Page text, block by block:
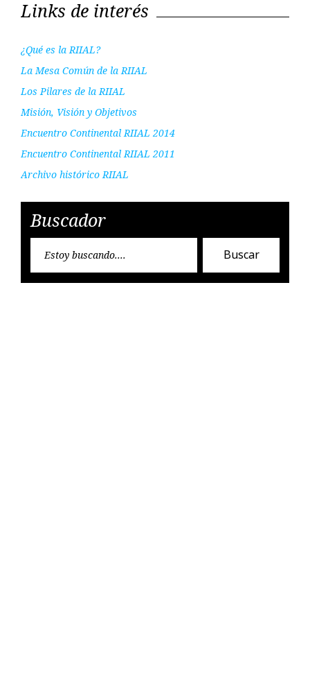
Links de interés
¿Qué es la RIIAL?
La Mesa Común de la RIIAL
Los Pilares de la RIIAL
Misión, Visión y Objetivos
Encuentro Continental RIIAL 2014
Encuentro Continental RIIAL 2011
Archivo histórico RIIAL
Buscador
Buscar